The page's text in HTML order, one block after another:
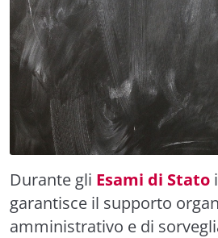
Durante gli Esami di Stato
garantisce il supporto
amministrativo e di